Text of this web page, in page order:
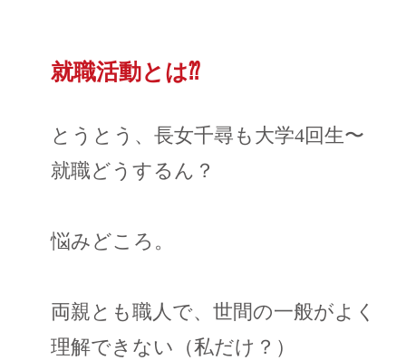
就職活動とは⁇
とうとう、長女千尋も大学4回生〜
就職どうするん？
悩みどころ。
両親とも職人で、世間の一般がよく
理解できない（私だけ？）